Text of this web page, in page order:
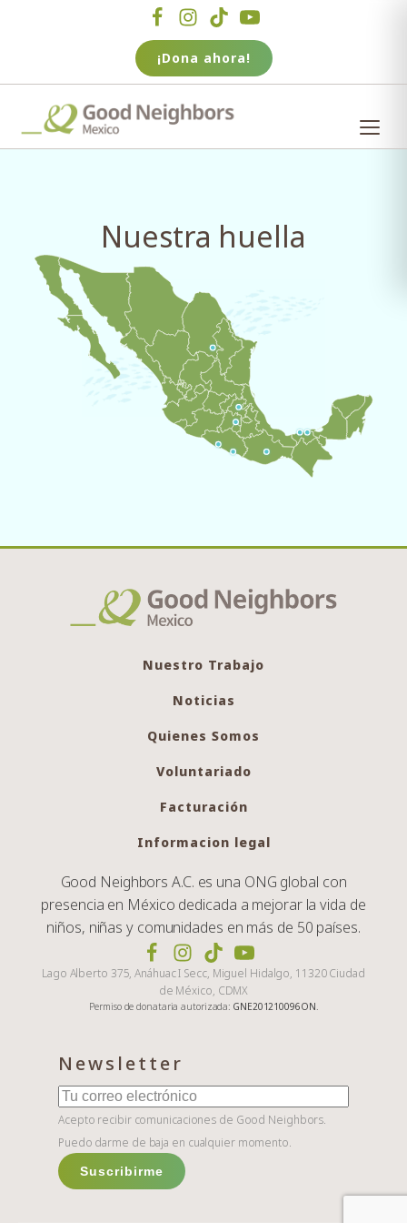
¡Dona ahora!
Nuestra huella
Nuestro Trabajo
Noticias
Quienes Somos
Voluntariado
Facturación
Informacion legal
Good Neighbors A.C. es una ONG global con
presencia en México dedicada a mejorar la vida de
niños, niñas y comunidades en más de 50 países.
Lago Alberto 375, Anáhuac I Secc, Miguel Hidalgo, 11320 Ciudad
de México, CDMX
Permiso de donataria autorizada: GNE201210096ON
Newsletter
Acepto recibir comunicaciones de Good Neighbors.
Puedo darme de baja en cualquier momento.